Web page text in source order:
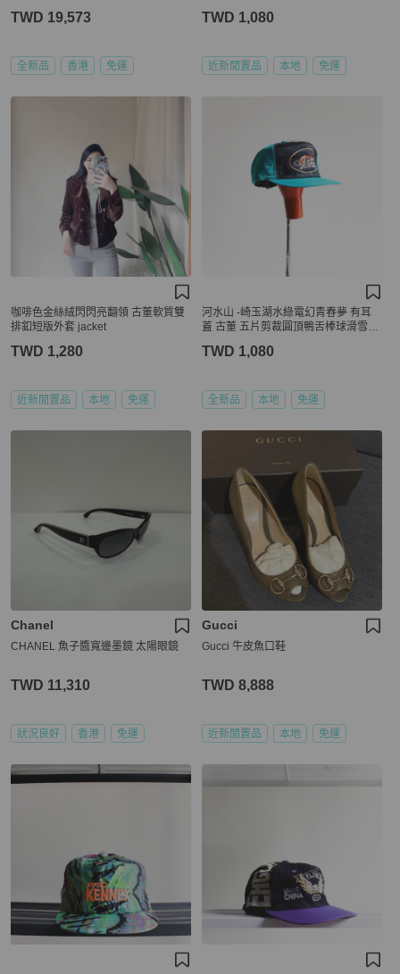
TWD 19,573
全新品 香港 免運
TWD 1,080
近新閒置品 本地 免運
咖啡色金絲絨閃閃亮翻領 古董軟質雙
排釦短版外套 jacket
TWD 1,280
近新閒置品 本地 免運
河水山 -崎玉湖水綠電幻青春夢 有耳
蓋 古董 五片剪裁圓頂鴨舌棒球滑雪帽
TWD 1,080
全新品 本地 免運
Chanel
CHANEL 魚子醬寬邊墨鏡 太陽眼鏡
TWD 11,310
狀況良好 香港 免運
Gucci
Gucci 牛皮魚口鞋
TWD 8,888
近新閒置品 本地 免運